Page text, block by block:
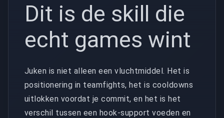
Dit is de skill die
echt games wint
Juken is niet alleen een vluchtmiddel. Het is
positionering in teamfights, het is cooldowns
uitlokken voordat je commit, en het is het
verschil tussen een hook-support voeden en